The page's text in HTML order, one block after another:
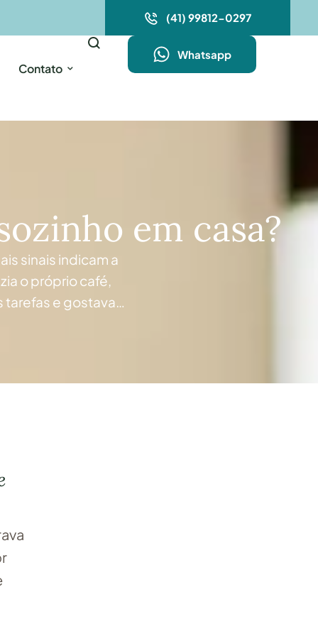
(41) 99812-0297
Contato
Whatsapp
em casa?
sinais indicam a
o próprio café,
tarefas e gostava
com essa …